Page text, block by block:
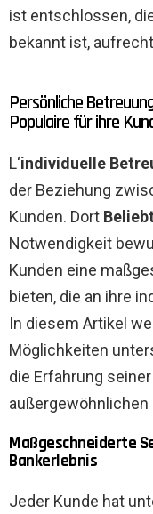
ist entschlossen,
bekannt ist,
Persönliche
Populaire für ihre
L‘individuelle
der Beziehung
Kunden. Dort
Notwendigkeit
Kunden eine
bieten, die an ihre
In diesem Artikel
Möglichkeiten
die Erfahrung
Maßgeschneiderte
Bankerlebnis
Jeder Kunde hat